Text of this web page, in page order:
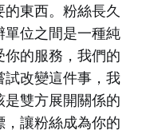
東西。粉絲長久
位之間是一種純
的服務，我們的
改變這件事，我
雙方展開關係的
讓粉絲成為你的